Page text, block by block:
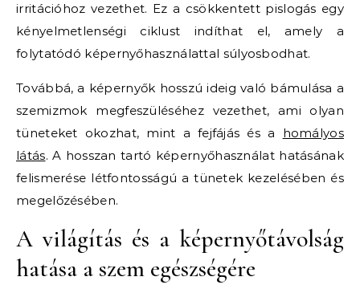
irritációhoz vezethet. Ez a csökkentett pislogás egy
kényelmetlenségi ciklust indíthat el, amely a
folytatódó képernyőhasználattal súlyosbodhat.
Továbbá, a képernyők hosszú ideig való bámulása a
szemizmok megfeszüléséhez vezethet, ami olyan
tüneteket okozhat, mint a fejfájás és a homályos
látás. A hosszan tartó képernyőhasználat hatásának
felismerése létfontosságú a tünetek kezelésében és
megelőzésében.
A világítás és a képernyőtávolság
hatása a szem egészségére